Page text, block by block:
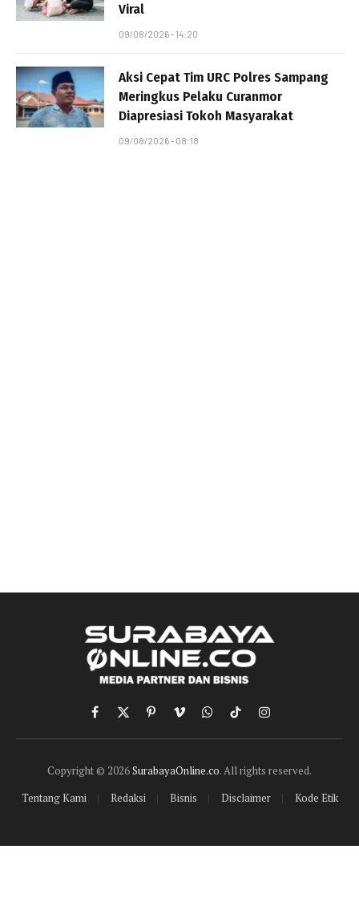
Viral
09/08/2026 - 14:20
Aksi Cepat Tim URC Polres Sampang
Meringkus Pelaku Curanmor
Diapresiasi Tokoh Masyarakat
09/08/2026 - 08:18
Facebook
X
(Twitter)
PinterestVimeoWhatsApp
TikTokInstagram
Copyright © 2026SurabayaOnline.co. All rights reserved.
Tentang Kami
Redaksi Bisnis Disclaimer Kode Etik